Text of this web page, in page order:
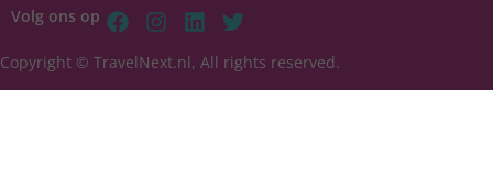
Volg ons op
Copyright © TravelNext.nl, All rights reserved.